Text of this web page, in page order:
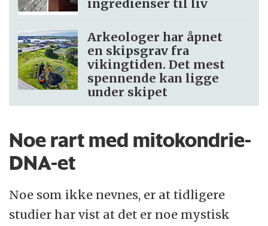
ingredienser til liv
Arkeologer har åpnet
en skipsgrav fra
vikingtiden. Det mest
spennende kan ligge
under skipet
Noe rart med mitokondrie-
DNA-et
Noe som ikke nevnes, er at tidligere
studier har vist at det er noe mystisk